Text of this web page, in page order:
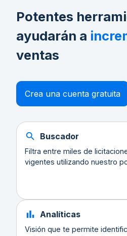
Potentes
ayudarán a
ventas
Crea una cuenta gratuita
Buscador
Filtra entre miles de
vigentes utilizando nuestro
Analíticas
Visión que te permite